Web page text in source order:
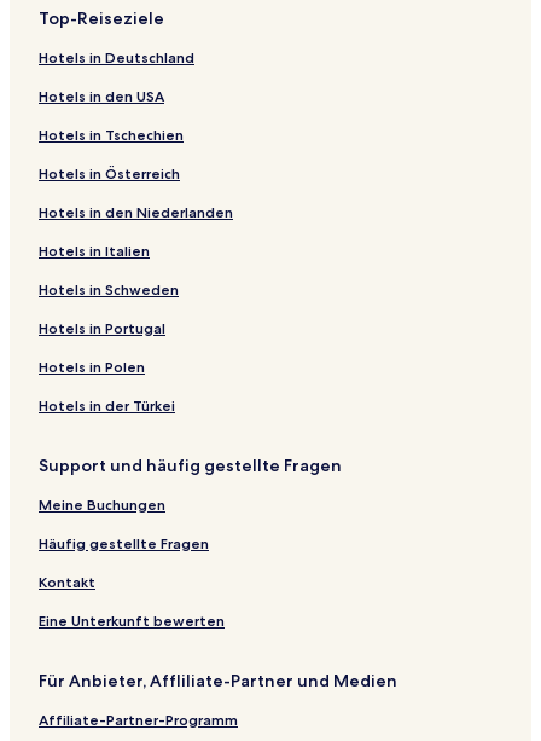
Top-Reiseziele
Hotels in Deutschland
Hotels in den USA
Hotels in Tschechien
Hotels in Österreich
Hotels in den Niederlanden
Hotels in Italien
Hotels in Schweden
Hotels in Portugal
Hotels in Polen
Hotels in der Türkei
Support und häufig gestellte Fragen
Meine Buchungen
Häufig gestellte Fragen
Kontakt
Eine Unterkunft bewerten
Für Anbieter, Affliliate-Partner und Medien
Affiliate-Partner-Programm